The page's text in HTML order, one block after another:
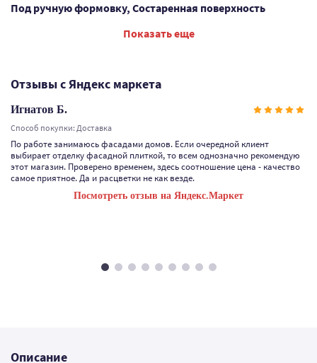
Под ручную формовку, Состаренная поверхность
Показать еще
Отзывы с Яндекс маркета
Игнатов Б.
Способ покупки: Доставка
По работе занимаюсь фасадами домов. Если очередной клиент
выбирает отделку фасадной плиткой, то всем однозначно рекомендую
этот магазин. Проверено временем, здесь соотношение цена - качество
самое приятное. Да и расцветки не как везде.
Посмотреть отзыв на Яндекс.Маркет
Описание